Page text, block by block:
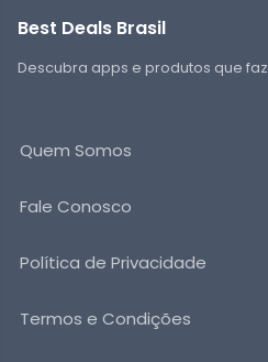
Best Deals Brasil
Descubra apps e produtos que
Quem Somos
Fale Conosco
Política de Privacidade
Termos e Condições